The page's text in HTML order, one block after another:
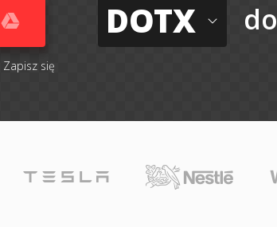
Zapisz się
DOTX do